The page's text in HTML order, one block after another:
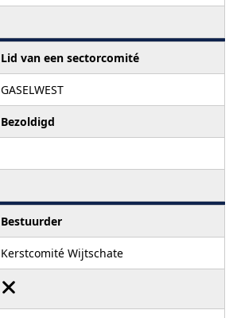
Lid van een sectorcomité
GASELWEST
Bezoldigd
Bestuurder
Kerstcomité Wijtschate